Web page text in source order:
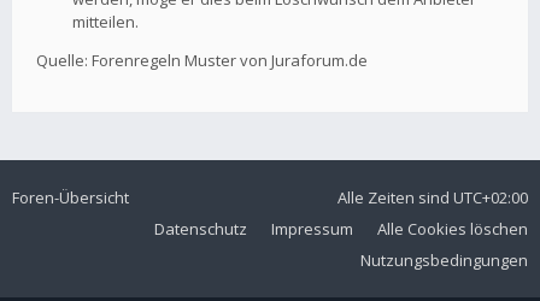
mitteilen.
Quelle: Forenregeln Muster von Juraforum.de
Foren-Übersicht Alle Zeiten sind UTC+02:00
Alle Cookies löschen
Impressum
Datenschutz
Nutzungsbedingungen